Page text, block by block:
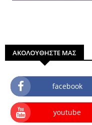
ΑΚΟΛΟΥΘΗΣΤΕ ΜΑΣ
facebook
youtube